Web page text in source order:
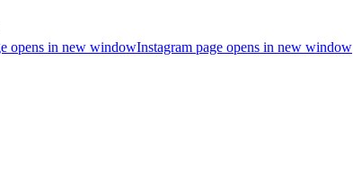
opens in new windowInstagram page opens in new window